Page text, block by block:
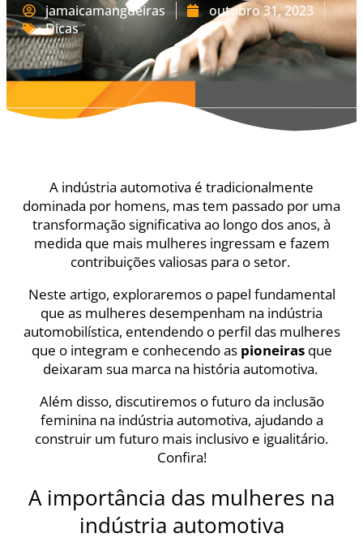
jamaicamangueiras
outubro 31, 2023
Dicas
A indústria automotiva é tradicionalmente
dominada por homens, mas tem passado por uma
transformação significativa ao longo dos anos, à
medida que mais mulheres ingressam e fazem
contribuições valiosas para o setor.
Neste artigo, exploraremos o papel fundamental
que as mulheres desempenham na indústria
automobilística, entendendo o perfil das mulheres
que o integram e conhecendo as pioneirasque
deixaram sua marca na história automotiva.
Além disso, discutiremos o futuro da inclusão
feminina na indústria automotiva, ajudando a
construir um futuro mais inclusivo e igualitário.
Confira!
A importância das mulheres na
indústria automotiva